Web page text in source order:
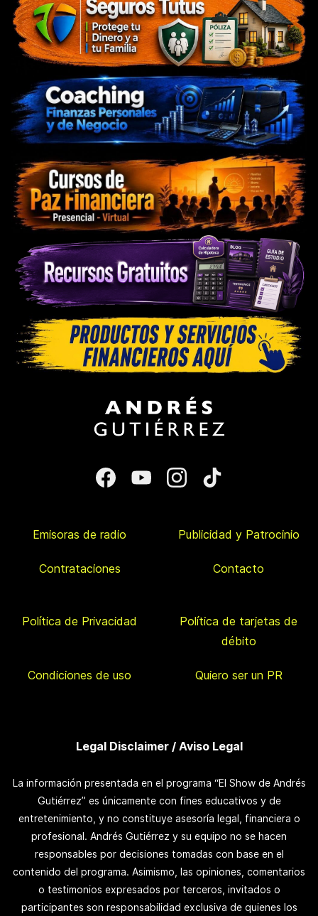
Emisoras de radio Publicidad y Patrocinio
Contrataciones Contacto
Política de Privacidad
Política de tarjetas de
débito
Condiciones de uso Quiero ser un PR
Legal Disclaimer / Aviso Legal
La información presentada en el programa “El Show de Andrés
Gutiérrez” es únicamente con fines educativos y de
entretenimiento, y no constituye asesoría legal, financiera o
profesional. Andrés Gutiérrez y su equipo no se hacen
responsables por decisiones tomadas con base en el
contenido del programa. Asimismo, las opiniones, comentarios
o testimonios expresados por terceros, invitados o
participantes son responsabilidad exclusiva de quienes los